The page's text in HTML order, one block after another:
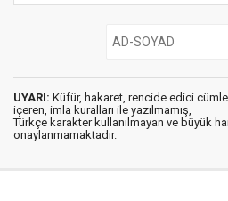
UYARI: Küfür, hakaret, rencide edici
içeren, imla kuralları ile yazılmamış,
Türkçe karakter kullanılmayan ve büyük
onaylanmamaktadır.